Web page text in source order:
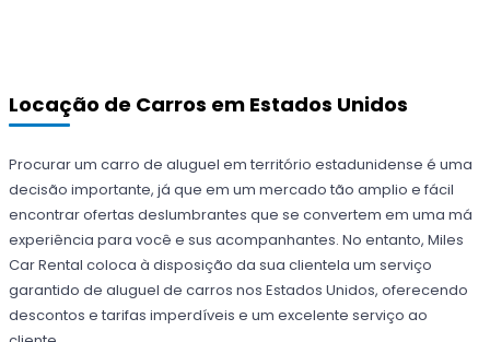
Locação de Carros em Estados Unidos
Procurar um carro de aluguel em território estadunidense é uma
decisão importante, já que em um mercado tão amplio e fácil
encontrar ofertas deslumbrantes que se convertem em uma má
experiência para você e sus acompanhantes. No entanto, Miles
Car Rental coloca à disposição da sua clientela um serviço
garantido de aluguel de carros nos Estados Unidos, oferecendo
descontos e tarifas imperdíveis e um excelente serviço ao